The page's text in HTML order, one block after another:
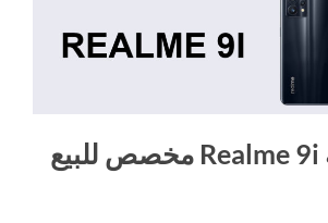
واقي شاشة Realme 9i مخصص للبيع